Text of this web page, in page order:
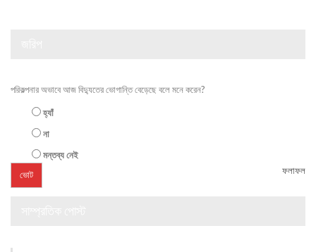
পরিকল্পনার অভাবে আজ বিদ্যুতের ভোগান্তি বেড়েছে বলে মনে করেন?
হ্যাঁ
না
মন্তব্য নেই
ফলাফল